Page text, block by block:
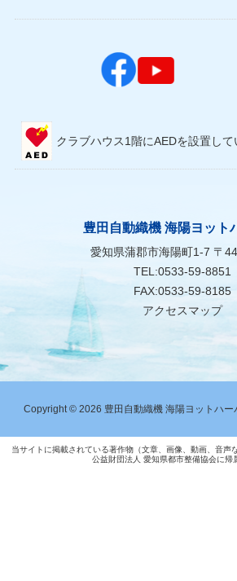
クラブハウス1階にAEDを設置して
豊田自動織機 海陽ヨット
愛知県蒲郡市海陽町1-7 〒
TEL:0533-59-8851
FAX:0533-59-8185
アクセスマップ
Copyright © 2026 豊田自動織機 海陽ヨットハー
当サイトに掲載されている著作物（文章、画像、動画、音声
公益財団法人 愛知県都市整備協会に帰